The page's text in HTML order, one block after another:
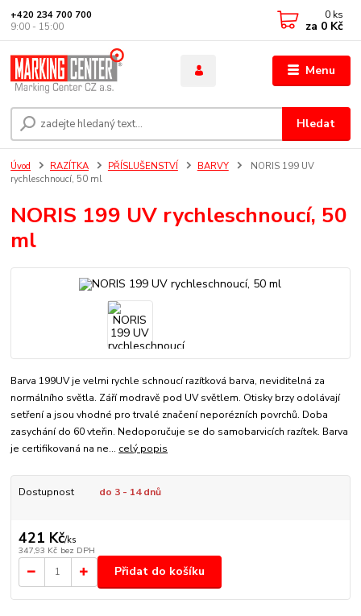
Menu
Hledat
+420 234 700 700
9:00 - 15:00
0 ks
za 0 Kč
Úvod RAZÍTKA PŘÍSLUŠENSTVÍ BARVY
NORIS 199 UV
rychleschnoucí, 50 ml
NORIS 199 UV rychleschnoucí, 50
ml
Barva 199UV je velmi rychle schnoucí razítková barva, neviditelná za
normálního světla. Září modravě pod UV světlem. Otisky brzy odolávají
setření a jsou vhodné pro trvalé značení neporézních povrchů. Doba
zasychání do 60 vteřin. Nedoporučuje se do samobarvicích razítek. Barva
je certifikovaná na ne... celý popis
Dostupnost do 3 - 14 dnů
421 Kč/ks
347,93 Kč bez DPH
Přidat do košíku